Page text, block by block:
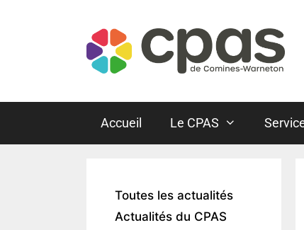
Accueil Le CPAS
Toutes les actualités
Actualités du CPAS